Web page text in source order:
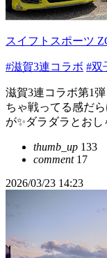
スイフトスポーツ
#滋賀3連コラボ #双
滋賀3連コラボ第1
ちゃ戦ってる感だ
が✨ダラダラとお
thumb_up 133
comment17
2026/03/23 14:23